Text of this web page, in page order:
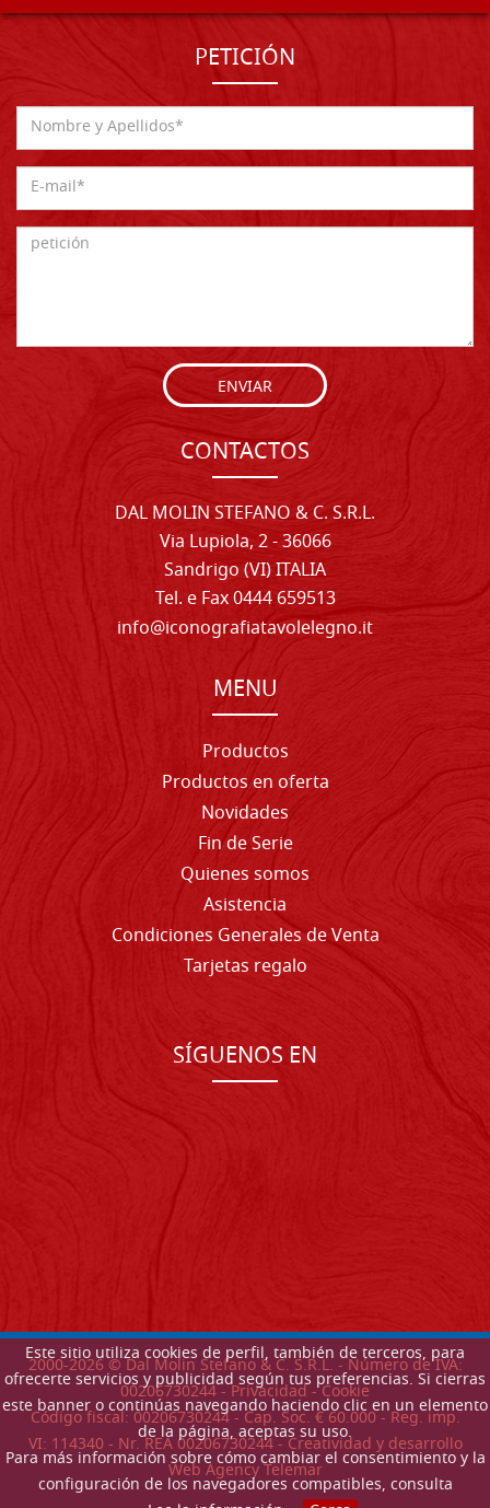
Este sitio utiliza cookies de perfil, también de terceros, para
ofrecerte servicios y publicidad según tus preferencias. Si cierras
este banner o continúas navegando haciendo clic en un elemento
de la página, aceptas su uso.
Para más información sobre cómo cambiar el consentimiento y la
configuración de los navegadores compatibles, consulta
PETICIÓN
ENVIAR
CONTACTOS
DAL MOLIN STEFANO & C. S.R.L.
Via Lupiola, 2 - 36066
Sandrigo (VI) ITALIA
Tel. e Fax 0444 659513
info@iconografiatavolelegno.it
MENU
Productos
Productos en oferta
Novidades
Fin de Serie
Quienes somos
Asistencia
Condiciones Generales de Venta
Tarjetas regalo
SÍGUENOS EN
2000-2026© Dal Molin Stefano & C. S.R.L. - Número de IVA:
00206730244 -Privacidad-Cookie
Código fiscal: 00206730244 - Cap. Soc. € 60.000 - Reg. imp.
VI: 114340 - Nr. REA 00206730244 - Creatividad y desarrollo
Web Agency Telemar